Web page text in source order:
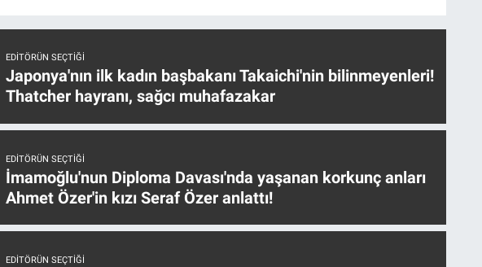
EDITÖRÜN SEÇTIĞI
Japonya'nın ilk kadın başbakanı Takaichi'nin bilinmeyenleri!
Thatcher hayranı, sağcı muhafazakar
EDITÖRÜN SEÇTIĞI
İmamoğlu'nun Diploma Davası'nda yaşanan korkunç anları
Ahmet Özer'in kızı Seraf Özer anlattı!
EDITÖRÜN SEÇTIĞI